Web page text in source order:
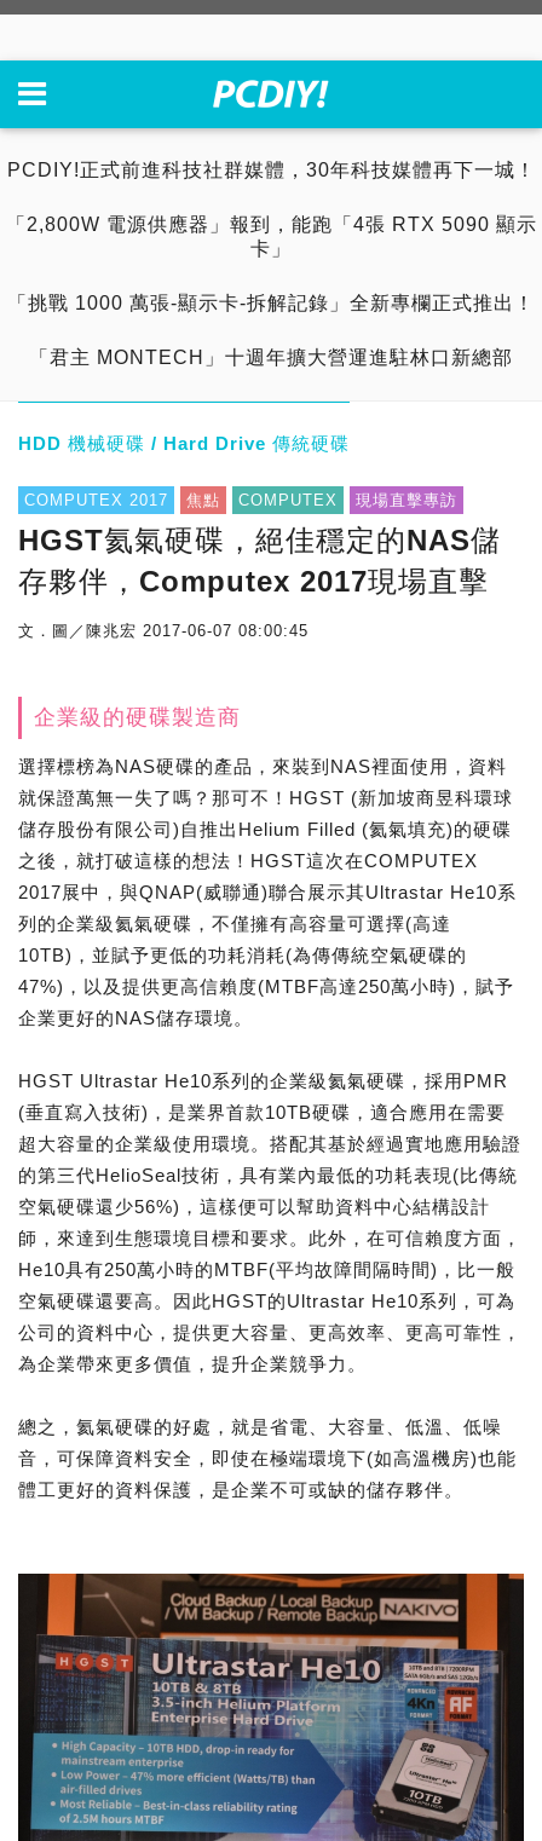
PCDIY!正式前進科技社群媒體，30年科技媒體再下一城！
「2,800W 電源供應器」報到，能跑「4張 RTX 5090 顯示
卡」
「挑戰 1000 萬張-顯示卡-拆解記錄」全新專欄正式推出！
「君主 MONTECH」十週年擴大營運進駐林口新總部
HDD 機械硬碟 / Hard Drive 傳統硬碟
COMPUTEX 2017 焦點 COMPUTEX 現場直擊專訪
HGST氦氣硬碟，絕佳穩定的NAS儲
存夥伴，Computex 2017現場直擊
文．圖／陳兆宏 2017-06-07 08:00:45
企業級的硬碟製造商
選擇標榜為NAS硬碟的產品，來裝到NAS裡面使用，資料
就保證萬無一失了嗎？那可不！HGST (新加坡商昱科環球
儲存股份有限公司)自推出Helium Filled (氦氣填充)的硬碟
之後，就打破這樣的想法！HGST這次在COMPUTEX
2017展中，與QNAP(威聯通)聯合展示其Ultrastar He10系
列的企業級氦氣硬碟，不僅擁有高容量可選擇(高達
10TB)，並賦予更低的功耗消耗(為傳傳統空氣硬碟的
47%)，以及提供更高信賴度(MTBF高達250萬小時)，賦予
企業更好的NAS儲存環境。
HGST Ultrastar He10系列的企業級氦氣硬碟，採用PMR
(垂直寫入技術)，是業界首款10TB硬碟，適合應用在需要
超大容量的企業級使用環境。搭配其基於經過實地應用驗證
的第三代HelioSeal技術，具有業內最低的功耗表現(比傳統
空氣硬碟還少56%)，這樣便可以幫助資料中心結構設計
師，來達到生態環境目標和要求。此外，在可信賴度方面，
He10具有250萬小時的MTBF(平均故障間隔時間)，比一般
空氣硬碟還要高。因此HGST的Ultrastar He10系列，可為
公司的資料中心，提供更大容量、更高效率、更高可靠性，
為企業帶來更多價值，提升企業競爭力。
總之，氦氣硬碟的好處，就是省電、大容量、低溫、低噪
音，可保障資料安全，即使在極端環境下(如高溫機房)也能
體工更好的資料保護，是企業不可或缺的儲存夥伴。